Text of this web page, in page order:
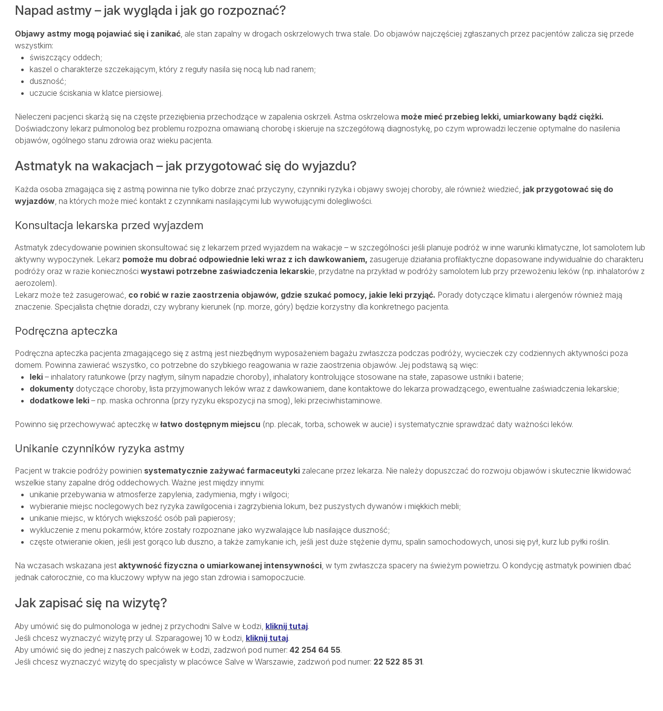
Napad astmy – jak wygląda i jak go rozpoznać?
Objawy astmy mogą pojawiać się i zanikać, ale stan zapalny w drogach oskrzelowych trwa stale. Do objawów najczęściej zgłaszanych przez pacjentów zalicza się przede
wszystkim:
świszczący oddech;
kaszel o charakterze szczekającym, który z reguły nasila się nocą lub nad ranem;
duszność;
uczucie ściskania w klatce piersiowej.
Nieleczeni pacjenci skarżą się na częste przeziębienia przechodzące w zapalenia oskrzeli. Astma oskrzelowa może mieć przebieg lekki, umiarkowany bądź ciężki.
Doświadczony lekarz pulmonolog bez problemu rozpozna omawianą chorobę i skieruje na szczegółową diagnostykę, po czym wprowadzi leczenie optymalne do nasilenia
objawów, ogólnego stanu zdrowia oraz wieku pacjenta.
Astmatyk na wakacjach – jak przygotować się do wyjazdu?
Każda osoba zmagająca się z astmą powinna nie tylko dobrze znać przyczyny, czynniki ryzyka i objawy swojej choroby, ale również wiedzieć, jak przygotować się do
wyjazdów, na których może mieć kontakt z czynnikami nasilającymi lub wywołującymi dolegliwości.
Konsultacja lekarska przed wyjazdem
Astmatyk zdecydowanie powinien skonsultować się z lekarzem przed wyjazdem na wakacje – w szczególności jeśli planuje podróż w inne warunki klimatyczne, lot samolotem lub
aktywny wypoczynek. Lekarz pomoże mu dobrać odpowiednie leki wraz z ich dawkowaniem, zasugeruje działania profilaktyczne dopasowane indywidualnie do charakteru
podróży oraz w razie konieczności wystawi potrzebne zaświadczenia lekarskie, przydatne na przykład w podróży samolotem lub przy przewożeniu leków (np. inhalatorów z
aerozolem).
Lekarz może też zasugerować, co robić w razie zaostrzenia objawów, gdzie szukać pomocy, jakie leki przyjąć. Porady dotyczące klimatu i alergenów również mają
znaczenie. Specjalista chętnie doradzi, czy wybrany kierunek (np. morze, góry) będzie korzystny dla konkretnego pacjenta.
Podręczna apteczka
Podręczna apteczka pacjenta zmagającego się z astmą jest niezbędnym wyposażeniem bagażu zwłaszcza podczas podróży, wycieczek czy codziennych aktywności poza
domem. Powinna zawierać wszystko, co potrzebne do szybkiego reagowania w razie zaostrzenia objawów. Jej podstawą są więc:
leki – inhalatory ratunkowe (przy nagłym, silnym napadzie choroby), inhalatory kontrolujące stosowane na stałe, zapasowe ustniki i baterie;
dokumenty dotyczące choroby, lista przyjmowanych leków wraz z dawkowaniem, dane kontaktowe do lekarza prowadzącego, ewentualne zaświadczenia lekarskie;
dodatkowe leki – np. maska ochronna (przy ryzyku ekspozycji na smog), leki przeciwhistaminowe.
Powinno się przechowywać apteczkę włatwo dostępnym miejscu (np. plecak, torba, schowek w aucie) i systematycznie sprawdzać daty ważności leków.
Unikanie czynników ryzyka astmy
Pacjent w trakcie podróży powinien systematycznie zażywać farmaceutyki zalecane przez lekarza. Nie należy dopuszczać do rozwoju objawów i skutecznie likwidować
wszelkie stany zapalne dróg oddechowych. Ważne jest między innymi:
unikanie przebywania w atmosferze zapylenia, zadymienia, mgły i wilgoci;
wybieranie miejsc noclegowych bez ryzyka zawilgocenia i zagrzybienia lokum, bez puszystych dywanów i miękkich mebli;
unikanie miejsc, w których większość osób pali papierosy;
wykluczenie z menu pokarmów, które zostały rozpoznane jako wyzwalające lub nasilające duszność;
częste otwieranie okien, jeśli jest gorąco lub duszno, a także zamykanie ich, jeśli jest duże stężenie dymu, spalin samochodowych, unosi się pył, kurz lub pyłki roślin.
Na wczasach wskazana jest aktywność fizyczna o umiarkowanej intensywności, w tym zwłaszcza spacery na świeżym powietrzu. O kondycję astmatyk powinien dbać
jednak całorocznie, co ma kluczowy wpływ na jego stan zdrowia i samopoczucie.
Jak zapisać się na wizytę?
Aby umówić się do pulmonologa w jednej z przychodni Salve w Łodzi, kliknij tutaj.
Jeśli chcesz wyznaczyć wizytę przy ul. Szparagowej 10 w Łodzi, kliknij tutaj.
Aby umówić się do jednej z naszych palcówek w Łodzi, zadzwoń pod numer: 42 254 64 55.
Jeśli chcesz wyznaczyć wizytę do specjalisty w placówce Salve w Warszawie, zadzwoń pod numer: 22 522 85 31.